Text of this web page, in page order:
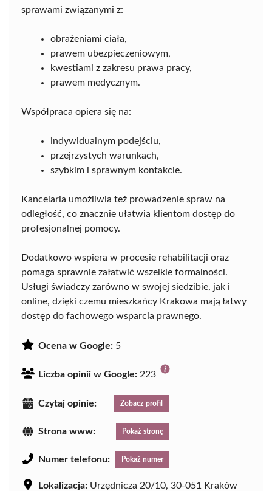
sprawami związanymi z:
obrażeniami ciała,
prawem ubezpieczeniowym,
kwestiami z zakresu prawa pracy,
prawem medycznym.
Współpraca opiera się na:
indywidualnym podejściu,
przejrzystych warunkach,
szybkim i sprawnym kontakcie.
Kancelaria umożliwia też prowadzenie spraw na
odległość, co znacznie ułatwia klientom dostęp do
profesjonalnej pomocy.
Dodatkowo wspiera w procesie rehabilitacji oraz
pomaga sprawnie załatwić wszelkie formalności.
Usługi świadczy zarówno w swojej siedzibie, jak i
online, dzięki czemu mieszkańcy Krakowa mają łatwy
dostęp do fachowego wsparcia prawnego.
Ocena w Google: 5
Liczba opinii w Google: 223
Czytaj opinie: Zobacz profil
Strona www: Pokaż stronę
Numer telefonu: Pokaż numer
Lokalizacja: Urzędnicza 20/10, 30-051 Kraków